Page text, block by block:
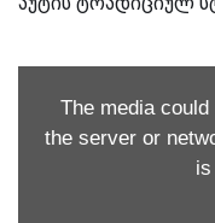
The media
the server or